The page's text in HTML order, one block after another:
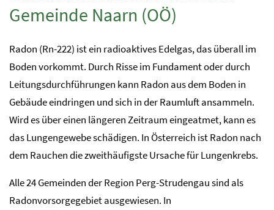
Gemeinde Naarn (OÖ)
Radon (Rn-222) ist ein radioaktives Edelgas, das überall im
Boden vorkommt. Durch Risse im Fundament oder durch
Leitungsdurchführungen kann Radon aus dem Boden in
Gebäude eindringen und sich in der Raumluft ansammeln.
Wird es über einen längeren Zeitraum eingeatmet, kann es
das Lungengewebe schädigen. In Österreich ist Radon nach
dem Rauchen die zweithäufigste Ursache für Lungenkrebs.
Alle 24 Gemeinden der Region Perg-Strudengau sind als
Radonvorsorgegebiet ausgewiesen. In